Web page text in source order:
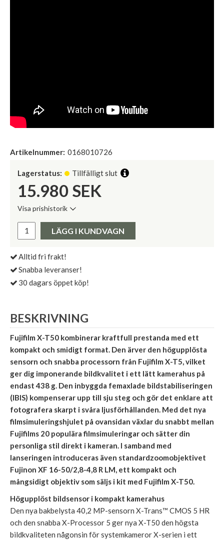
Artikelnummer: 0168010726
Lagerstatus: Tillfälligt slut
15.980 SEK
Visa prishistorik
Pris:
LÄGG I KUNDVAGN
Alltid fri frakt!
Snabba leveranser!
30 dagars öppet köp!
BESKRIVNING
Fujifilm X-T50 kombinerar kraftfull prestanda med ett
kompakt och smidigt format. Den ärver den högupplösta
sensorn och snabba processorn från Fujifilm X-T5, vilket
ger dig imponerande bildkvalitet i ett lätt kamerahus på
endast 438 g. Den inbyggda femaxlade bildstabiliseringen
(IBIS) kompenserar upp till sju steg och gör det enklare att
fotografera skarpt i svåra ljusförhållanden. Med det nya
filmsimuleringshjulet på ovansidan växlar du snabbt mellan
Fujifilms 20 populära filmsimuleringar och sätter din
personliga stil direkt i kameran. I samband med
lanseringen introduceras även standardzoomobjektivet
Fujinon XF 16-50/2,8-4,8 R LM, ett kompakt och
mångsidigt objektiv som säljs i kit med Fujifilm X-T50.
Högupplöst bildsensor i kompakt kamerahus
Den nya bakbelysta 40,2 MP-sensorn X-Trans™ CMOS 5 HR
och den snabba X-Processor 5 ger nya X-T50 den högsta
bildkvaliteten någonsin för systemkameror X-serien i ett